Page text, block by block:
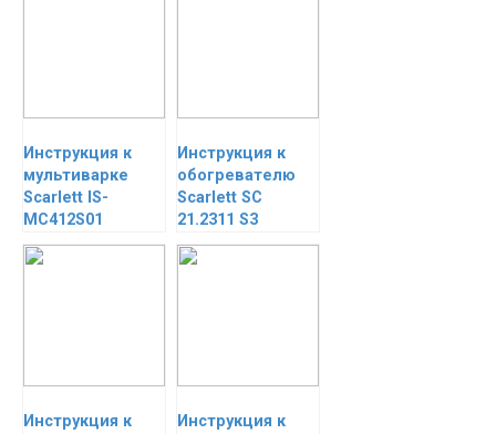
Инструкция к
мультиварке
Scarlett IS-
MC412S01
Инструкция к
обогревателю
Scarlett SC
21.2311 S3
Инструкция к Инструкция к